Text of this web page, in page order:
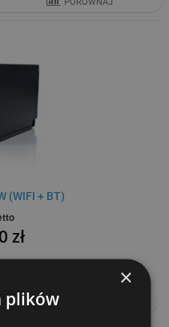
PORÓWNAJ
(WIFI + BT)
zł
PORÓWNAJ
×
plików